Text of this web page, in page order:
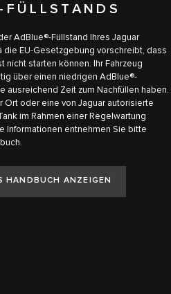
AdBlue®-Füllstand Ihres Jaguar
die EU-Gesetzgebung vorschreibt, dass
nicht starten können. Ihr Fahrzeug
über einen niedrigen AdBlue®-
ausreichend Zeit zum Nachfüllen haben.
Ort oder eine von Jaguar autorisierte
im Rahmen einer Regelwartung
Informationen entnehmen Sie bitte
HANDBUCH ANZEIGEN